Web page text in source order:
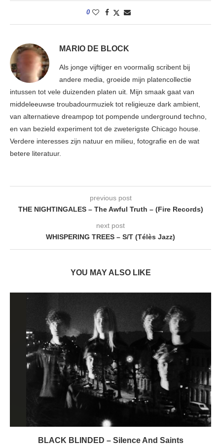
0
MARIO DE BLOCK
Als jonge vijftiger en voormalig scribent bij
andere media, groeide mijn platencollectie
intussen tot vele duizenden platen uit. Mijn smaak gaat van
middeleeuwse troubadourmuziek tot religieuze dark ambient,
van alternatieve dreampop tot pompende underground techno,
en van bezield experiment tot de zweterigste Chicago house.
Verdere interesses zijn natuur en milieu, fotografie en de wat
betere literatuur.
previous post
THE NIGHTINGALES – The Awful Truth – (Fire Records)
next post
WHISPERING TREES – S/T (Télès Jazz)
YOU MAY ALSO LIKE
BLACK BLINDED – Silence And Saints